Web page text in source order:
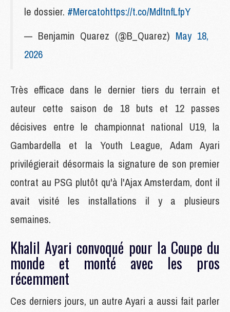
le dossier. #Mercatohttps://t.co/MdltnfLfpY
— Benjamin Quarez (@B_Quarez) May 18,
2026
Très efficace dans le dernier tiers du terrain et
auteur cette saison de 18 buts et 12 passes
décisives entre le championnat national U19, la
Gambardella et la Youth League, Adam Ayari
privilégierait désormais la signature de son premier
contrat au PSG plutôt qu'à l'Ajax Amsterdam, dont il
avait visité les installations il y a plusieurs
semaines.
Khalil Ayari convoqué pour la Coupe du
monde et monté avec les pros
récemment
Ces derniers jours, un autre Ayari a aussi fait parler